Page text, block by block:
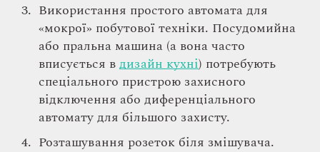
Використання простого автомата для
«мокрої» побутової техніки. Посудомийна
або пральна машина (а вона часто
вписується вдизайн кухні) потребують
спеціального пристрою захисного
відключення або диференціального
автомату для більшого захисту.
Розташування розеток біля змішувача.